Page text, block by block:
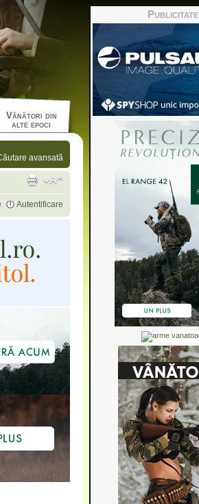
Vânători din
alte epoci
avansată
Autentificare
Publicitate